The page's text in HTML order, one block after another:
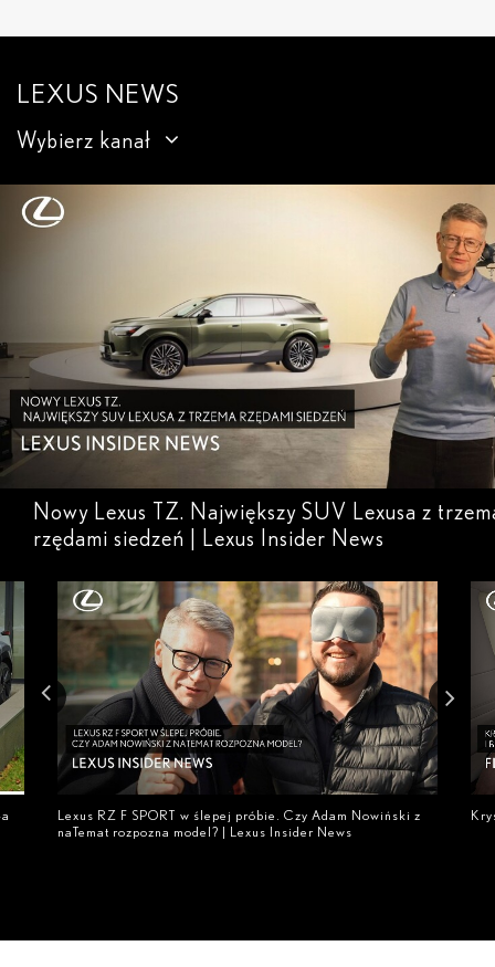
LEXUS NEWS
Wybierz kanał
Lexus News
Nowy Lexus TZ. Największy SUV Lexusa z
rzędami siedzeń | Lexus Insider News
Lexus RZ F SPORT w ślepej próbie. Czy Adam Nowiński z
naTemat rozpozna model? | Lexus Insider News